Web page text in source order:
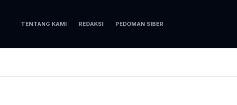
TENTANG KAMI REDAKSI PEDOMAN SIBER